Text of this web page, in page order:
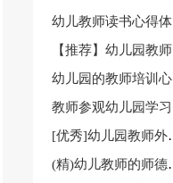
[优秀]幼
(精)幼